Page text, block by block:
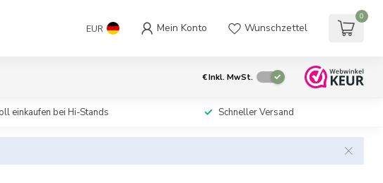
EUR Mein Konto Wunschzettel
0
€Inkl. MwSt.
einkaufen bei Hi-Stands Schneller Versand